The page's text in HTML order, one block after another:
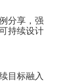
分享，强
持续设计
目标融入